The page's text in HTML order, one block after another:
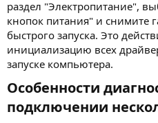
раздел "Электропитание",
кнопок питания" и снимите
быстрого запуска. Это
инициализацию всех
запуске компьютера.
Особенности
подключении